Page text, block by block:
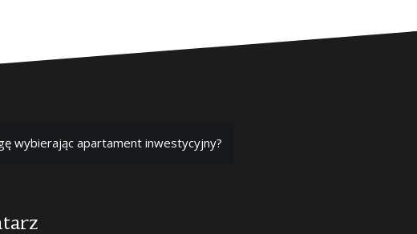
wybierając apartament inwestycyjny?